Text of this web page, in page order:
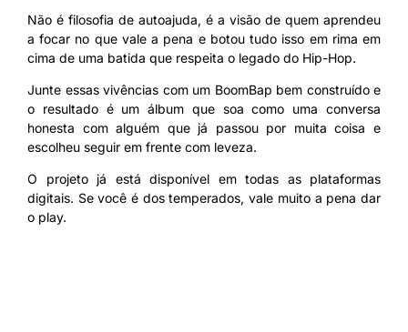
Não é filosofia de autoajuda, é a visão de quem aprendeu
a focar no que vale a pena e botou tudo isso em rima em
cima de uma batida que respeita o legado do Hip-Hop.
Junte essas vivências com um BoomBap bem construído e
o resultado é um álbum que soa como uma conversa
honesta com alguém que já passou por muita coisa e
escolheu seguir em frente com leveza.
O projeto já está disponível em todas as plataformas
digitais. Se você é dos temperados, vale muito a pena dar
o play.